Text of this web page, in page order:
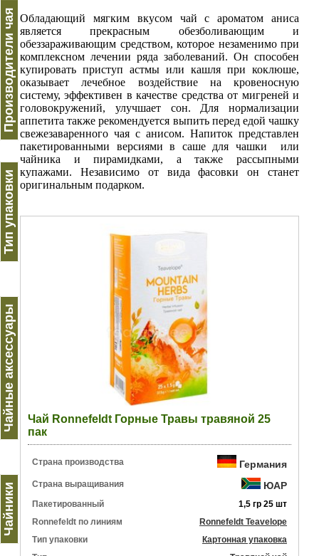
Производители чая
Тип упаковки
Чайные аксессуары
Чайники
Обладающий мягким вкусом чай с ароматом аниса
является прекрасным обезболивающим и
обеззараживающим средством, которое незаменимо при
комплексном лечении ряда заболеваний. Он способен
купировать приступ астмы или кашля при коклюше,
оказывает лечебное воздействие на кровеносную
систему, эффективен в качестве средства от мигреней и
головокружений, улучшает сон. Для нормализации
аппетита также рекомендуется выпить перед едой чашку
свежезаваренного чая с анисом. Напиток представлен
пакетированными версиями в саше для чашки или
чайника и пирамидками, а также рассыпными
купажами. Независимо от вида фасовки он станет
оригинальным подарком.
Чай Ronnefeldt Горные Травы травяной 25
пак
Страна производства Германия
Страна выращивания ЮАР
Пакетированный
1,5 гр 25 шт
Ronnefeldt по линиям
Ronnefeldt Teavelope
Тип упаковки
Картонная упаковка